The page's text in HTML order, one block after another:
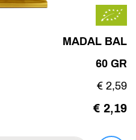
MADAL BAL
60 GR
€ 2,59
€ 2,19